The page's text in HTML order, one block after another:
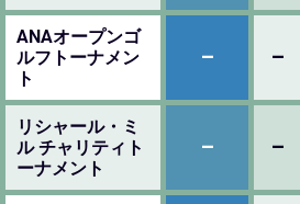
ANAオープンゴ
ルフトーナメン
ト
– –
リシャール・ミ
ル チャリティト
ーナメント
– –